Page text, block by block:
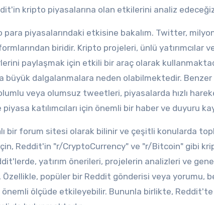
kripto piyasalarına olan etkilerini analiz
piyasalarındaki etkisine bakalım. Twitter,
biridir. Kripto projeleri, ünlü yatırımcılar
paylaşmak için etkili bir araç olarak
dalgalanmalara neden olabilmektedir. Benzer
veya olumsuz tweetleri, piyasalarda hızlı
piyasa katılımcıları için önemli bir haber ve duyuru
bir forum sitesi olarak bilinir ve çeşitli konularda
Reddit'in "r/CryptoCurrency" ve "r/Bitcoin" gibi
yatırım önerileri, projelerin analizleri ve
Özellikle, popüler bir Reddit gönderisi veya yorumu,
önemli ölçüde etkileyebilir. Bununla birlikte, Reddit'te